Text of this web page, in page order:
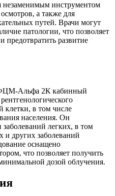
незаменимым инструментом
а также для
путей. Врачи могут
патологии, что позволяет
предотвратить развитие
Альфа 2К кабинный
клетки, в том числе
населения. Он
заболеваний легких, в том
и других заболеваний
оснащено
что позволяет получить
дозой облучения.